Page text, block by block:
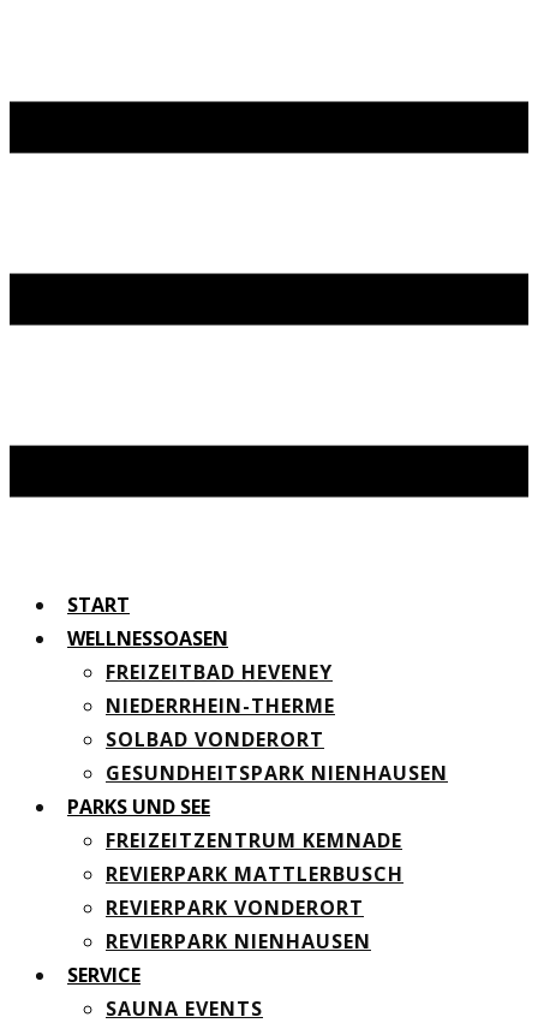
START
WELLNESSOASEN
FREIZEITBAD HEVENEY
NIEDERRHEIN-THERME
SOLBAD VONDERORT
GESUNDHEITSPARK NIENHAUSEN
PARKS UND SEE
FREIZEITZENTRUM KEMNADE
REVIERPARK MATTLERBUSCH
REVIERPARK VONDERORT
REVIERPARK NIENHAUSEN
SERVICE
SAUNA EVENTS